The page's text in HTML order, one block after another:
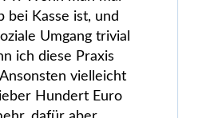
bei Kasse ist, und
Umgang trivial
ich diese Praxis
vielleicht
Hundert Euro